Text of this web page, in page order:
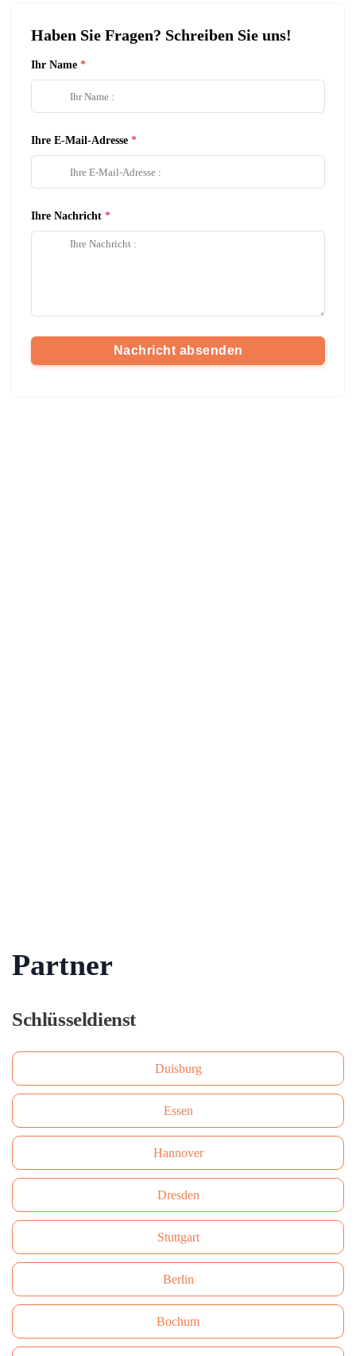
Haben Sie Fragen? Schreiben Sie uns!
Ihr Name
Ihre E-Mail-Adresse
Ihre Nachricht
Nachricht absenden
Partner
Schlüsseldienst
Duisburg
Essen
Hannover
Dresden
Stuttgart
Berlin
Bochum